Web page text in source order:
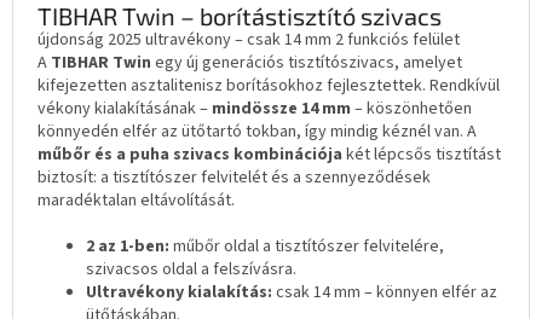
TIBHAR Twin – borítástisztító szivacs
újdonság 2025 ultravékony – csak 14 mm 2 funkciós felület
A TIBHAR Twin egy új generációs tisztítószivacs, amelyet
kifejezetten asztalitenisz borításokhoz fejlesztettek. Rendkívül
vékony kialakításának – mindössze 14 mm – köszönhetően
könnyedén elfér az ütőtartó tokban, így mindig kéznél van. A
műbőr és a puha szivacs kombinációja két lépcsős tisztítást
biztosít: a tisztítószer felvitelét és a szennyeződések
maradéktalan eltávolítását.
2 az 1-ben: műbőr oldal a tisztítószer felvitelére,
szivacsos oldal a felszívásra.
Ultravékony kialakítás: csak 14 mm – könnyen elfér az